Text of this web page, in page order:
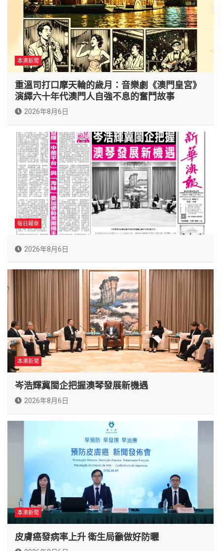
本澳新聞
重溫司打口摩天輪的歲月：音樂劇《澳門皇宮》
演繹六十年代澳門人自強不息的奮鬥故事
2026年8月6日
每日報章
2026年8月6日
本澳新聞
岑浩輝冀閩企把握澳琴發展新機遇
2026年8月6日
本澳新聞
皮膚癌發病率上升 衛生局籲做好防曬